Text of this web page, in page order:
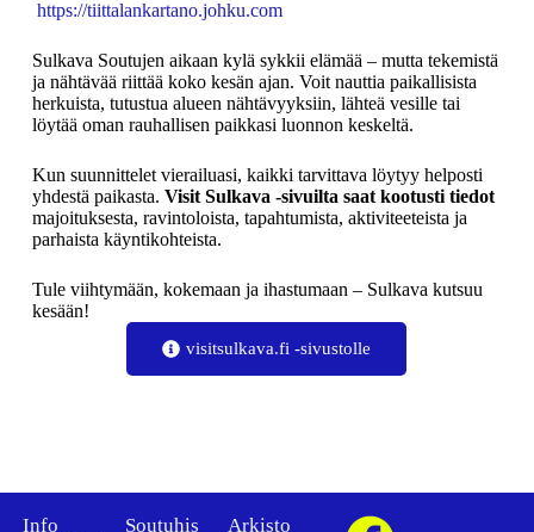
https://tiittalankartano.johku.com
Sulkava Soutujen aikaan kylä sykkii elämää – mutta tekemistä
ja nähtävää riittää koko kesän ajan. Voit nauttia paikallisista
herkuista, tutustua alueen nähtävyyksiin, lähteä vesille tai
löytää oman rauhallisen paikkasi luonnon keskeltä.
Kun suunnittelet vierailuasi, kaikki tarvittava löytyy helposti
yhdestä paikasta. Visit Sulkava -sivuilta saat kootusti tiedot
majoituksesta, ravintoloista, tapahtumista, aktiviteeteista ja
parhaista käyntikohteista.
Tule viihtymään, kokemaan ja ihastumaan – Sulkava kutsuu
kesään!
visitsulkava.fi -sivustolle
Info
Soutuhis
Arkisto